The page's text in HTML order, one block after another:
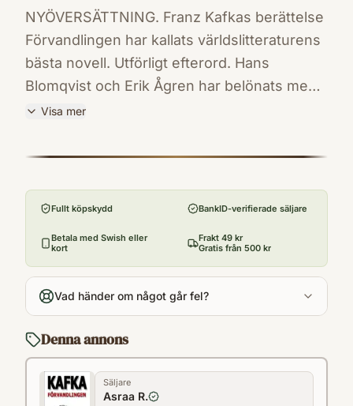
NYÖVERSÄTTNING. Franz Kafkas berättelse
Förvandlingen har kallats världslitteraturens
bästa novell. Utförligt efterord. Hans
Blomqvist och Erik Ågren har belönats med
Stiftelsen Natur och Kulturs översättarpris
sitt arbete med Kafkas skrifter.
kanske de mest kända öppningsrader som
vaknade en morgon ur sina oroliga drömmar
fann han sig liggande i sängen förvandlad till
en jättelik insekt."
Visa mer
9789171730181
2020
Antal sidor
Språk
sv
Format
Fullt köpskydd BankID-verifierade säljare
Betala med Swish eller
kort
Frakt 49 kr
Gratis från 500 kr
Vad händer om något går fel?
Denna annons
Säljare
Asraa R.